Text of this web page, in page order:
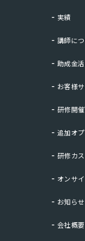
実績
講師に
助成金
お客様
研修開
追加オ
研修カ
オンサ
お知らせ
会社概要